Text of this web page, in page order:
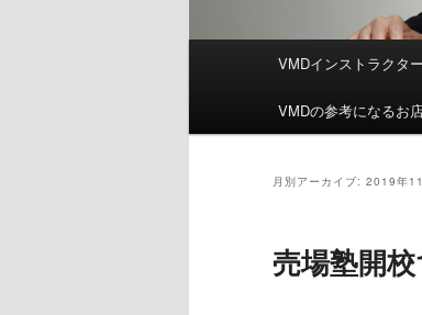
メ
VMDインストラクター
VMDの参考になるお
月別アーカイブ: 2019年
売場塾開校